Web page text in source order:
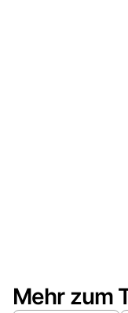
Mehr zum